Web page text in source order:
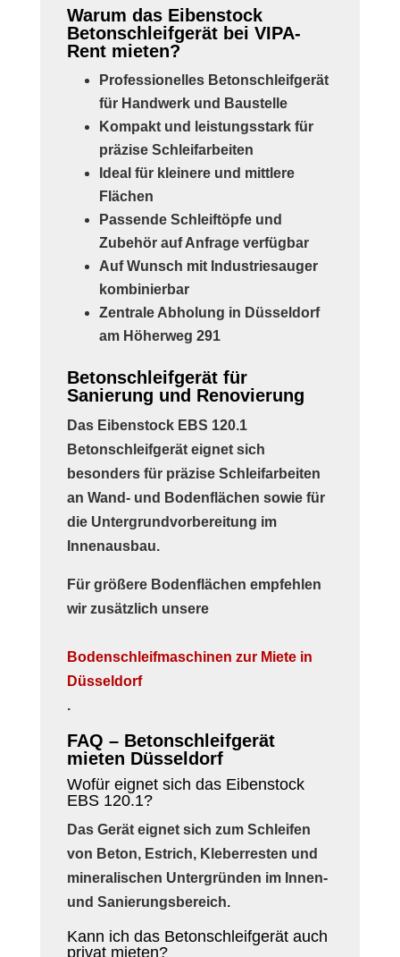
Warum das Eibenstock
Betonschleifgerät bei VIPA-
Rent mieten?
Professionelles Betonschleifgerät
für Handwerk und Baustelle
Kompakt und leistungsstark für
präzise Schleifarbeiten
Ideal für kleinere und mittlere
Flächen
Passende Schleiftöpfe und
Zubehör auf Anfrage verfügbar
Auf Wunsch mit Industriesauger
kombinierbar
Zentrale Abholung in Düsseldorf
am Höherweg 291
Betonschleifgerät für
Sanierung und Renovierung
Das Eibenstock EBS 120.1
Betonschleifgeräteignet sich
besonders für präzise Schleifarbeiten
an Wand- und Bodenflächen sowie für
die Untergrundvorbereitung im
Innenausbau.
Für größere Bodenflächen empfehlen
wir zusätzlich unsere
Bodenschleifmaschinen zur Miete in
Düsseldorf
.
FAQ – Betonschleifgerät
mieten Düsseldorf
Wofür eignet sich das Eibenstock
EBS 120.1?
Das Gerät eignet sich zum Schleifen
von Beton, Estrich, Kleberresten und
mineralischen Untergründen im Innen-
und Sanierungsbereich.
Kann ich das Betonschleifgerät auch
privat mieten?